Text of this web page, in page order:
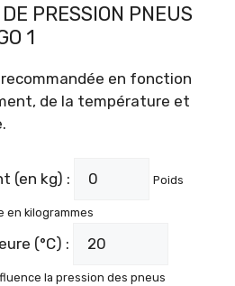
PRESSION PNEUS
1
en fonction
de la température et
(en kg) : Poids
en kilogrammes
(°C) :
la pression des pneus